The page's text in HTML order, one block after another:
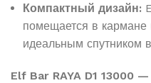
Компактный дизайн:
помещается в кармане
идеальным спутником
Elf Bar RAYA D1 13000